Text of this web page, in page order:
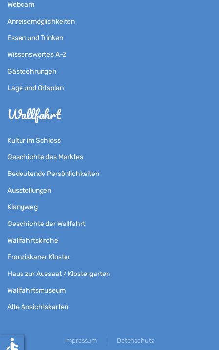
Webcam
Anreisemöglichkeiten
Essen und Trinken
Wissenswertes A-Z
Gästeehrungen
Lage und Ortsplan
Wallfahrt
Kultur im Schloss
Geschichte des Marktes
Bedeutende Persönlichkeiten
Ausstellungen
Klangweg
Geschichte der Wallfahrt
Wallfahrtskirche
Franziskaner Kloster
Haus zur Aussaat / Klostergarten
Wallfahrtsmuseum
Alte Ansichtskarten
Impressum Datenschutz
accessible